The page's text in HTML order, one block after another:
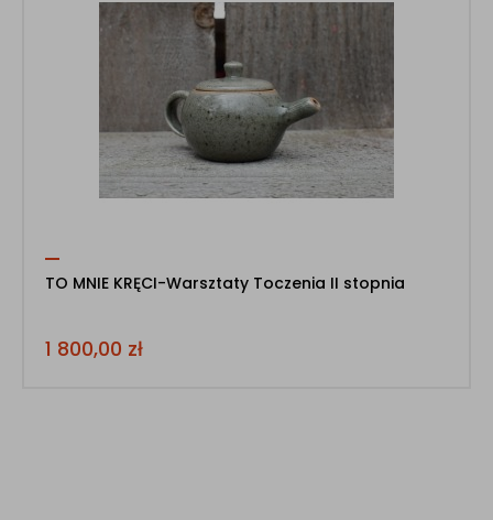
TO MNIE KRĘCI-Warsztaty Toczenia II stopnia
1 800,00 zł